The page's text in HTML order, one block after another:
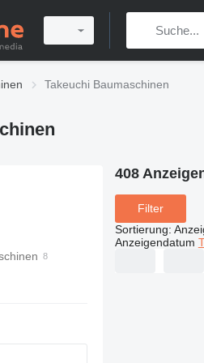
Takeuchi Baumaschinen
408
Filter
Sortierung:
Anzeigendatum